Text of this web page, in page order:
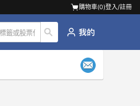
購物車(0)登入/註冊